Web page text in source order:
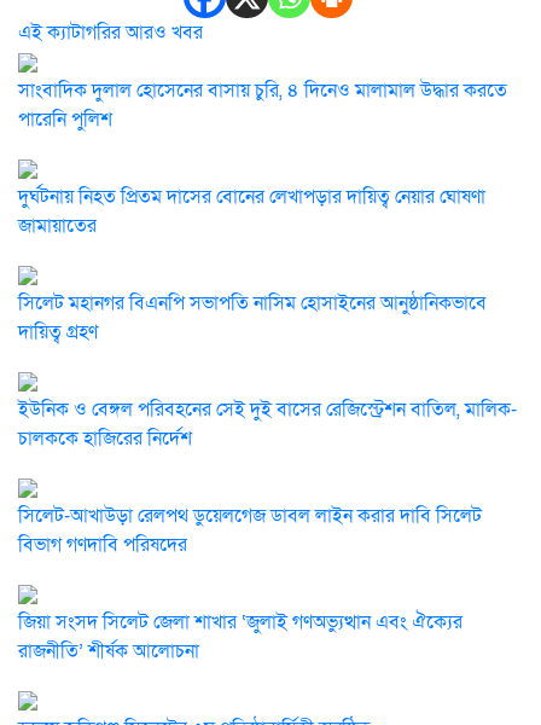
এই ক্যাটাগরির আরও খবর
সাংবাদিক দুলাল হোসেনের বাসায় চুরি, ৪ দিনেও মালামাল উদ্ধার করতে
পারেনি পুলিশ
দুর্ঘটনায় নিহত প্রিতম দাসের বোনের লেখাপড়ার দায়িত্ব নেয়ার ঘোষণা
জামায়াতের
সিলেট মহানগর বিএনপি সভাপতি নাসিম হোসাইনের আনুষ্ঠানিকভাবে
দায়িত্ব গ্রহণ
ইউনিক ও বেঙ্গল পরিবহনের সেই দুই বাসের রেজিস্ট্রেশন বাতিল, মালিক-
চালককে হাজিরের নির্দেশ
সিলেট-আখাউড়া রেলপথ ডুয়েলগেজ ডাবল লাইন করার দাবি সিলেট
বিভাগ গণদাবি পরিষদের
জিয়া সংসদ সিলেট জেলা শাখার ‘জুলাই গণঅভ্যুত্থান এবং ঐক্যের
রাজনীতি’ শীর্ষক আলোচনা